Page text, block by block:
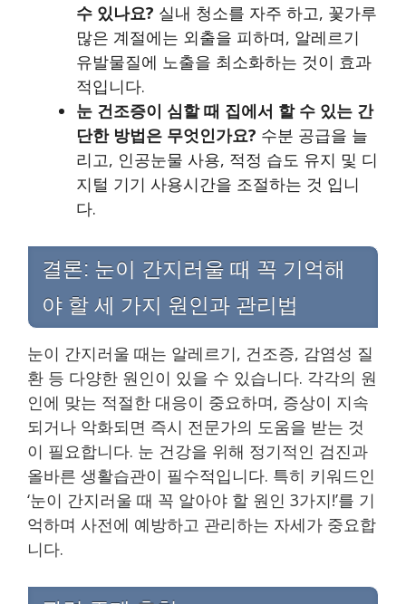
수 있나요? 실내 청소를 자주 하고, 꽃가루
많은 계절에는 외출을 피하며, 알레르기
유발물질에 노출을 최소화하는 것이 효과
적입니다.
눈 건조증이 심할 때 집에서 할 수 있는 간
단한 방법은 무엇인가요? 수분 공급을 늘
리고, 인공눈물 사용, 적정 습도 유지 및 디
지털 기기 사용시간을 조절하는 것 입니
다.
결론: 눈이 간지러울 때 꼭 기억해
야 할 세 가지 원인과 관리법
눈이 간지러울 때는 알레르기, 건조증, 감염성 질
환 등 다양한 원인이 있을 수 있습니다. 각각의 원
인에 맞는 적절한 대응이 중요하며, 증상이 지속
되거나 악화되면 즉시 전문가의 도움을 받는 것
이 필요합니다. 눈 건강을 위해 정기적인 검진과
올바른 생활습관이 필수적입니다. 특히 키워드인
‘눈이 간지러울 때 꼭 알아야 할 원인 3가지!’를 기
억하며 사전에 예방하고 관리하는 자세가 중요합
니다.